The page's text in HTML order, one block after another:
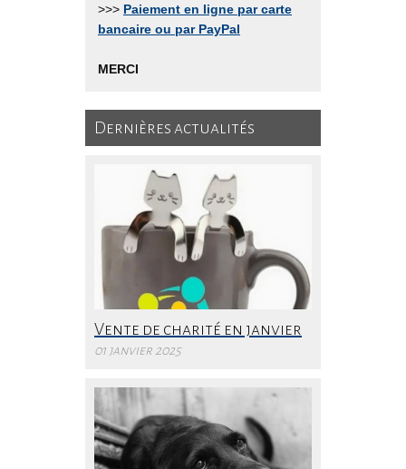
>>> Paiement en ligne par carte
bancaire ou par PayPal
MERCI
Dernières actualités
Vente de charité en janvier
01 janvier 2025